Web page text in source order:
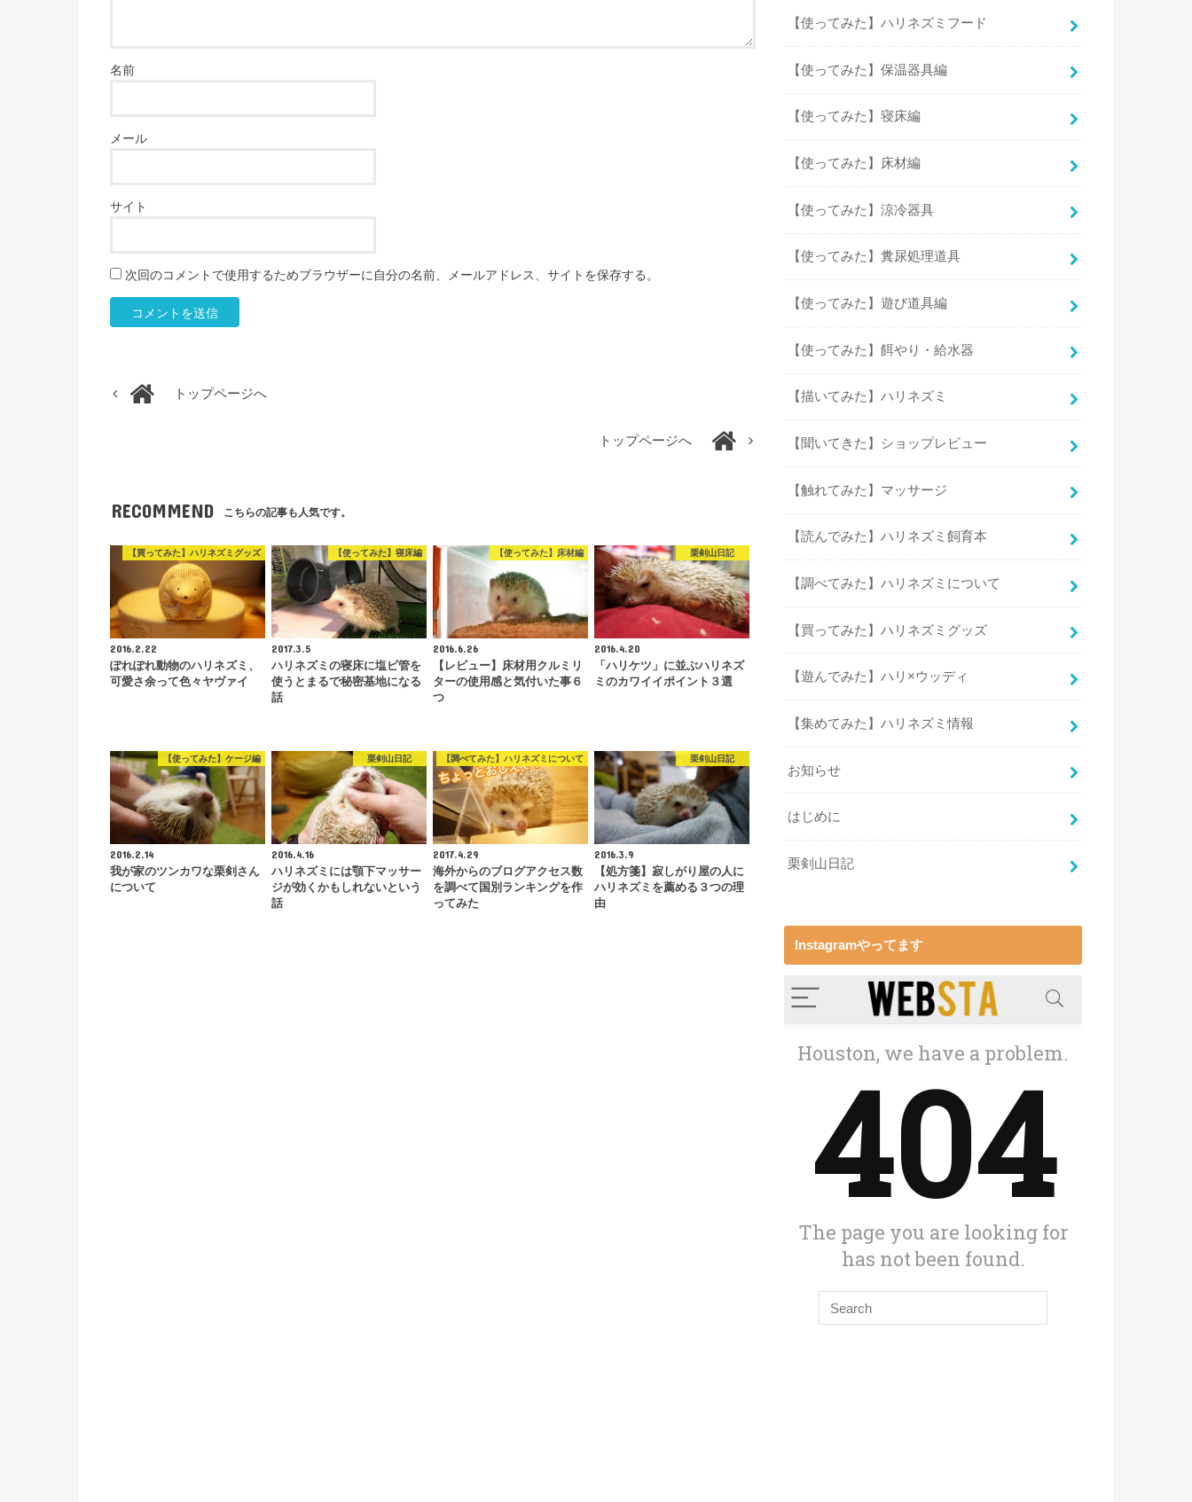
名前
メール
サイト
次回のコメントで使用するためブラウザーに自分の名前、メールアドレス、サイトを保存する。
トップページへ
トップページへ
RECOMMEND こちらの記事も人気です。
【買ってみた】ハリネズミグッズ
2016.2.22
ぽれぽれ動物のハリネズミ、
可愛さ余って色々ヤヴァイ
【使ってみた】寝床編
2017.3.5
ハリネズミの寝床に塩ビ管を
使うとまるで秘密基地になる
話
【使ってみた】床材編
2016.6.26
【レビュー】床材用クルミリ
ターの使用感と気付いた事６
つ
栗剣山日記
2016.4.20
「ハリケツ」に並ぶハリネズ
ミのカワイイポイント３選
【使ってみた】ケージ編
2016.2.14
我が家のツンカワな栗剣さん
について
栗剣山日記
2016.4.16
ハリネズミには顎下マッサー
ジが効くかもしれないという
話
【調べてみた】ハリネズミについて
2017.4.29
海外からのブログアクセス数
を調べて国別ランキングを作
ってみた
栗剣山日記
2016.3.9
【処方箋】寂しがり屋の人に
ハリネズミを薦める３つの理
由
【使ってみた】ハリネズミフード
【使ってみた】保温器具編
【使ってみた】寝床編
【使ってみた】床材編
【使ってみた】涼冷器具
【使ってみた】糞尿処理道具
【使ってみた】遊び道具編
【使ってみた】餌やり・給水器
【描いてみた】ハリネズミ
【聞いてきた】ショップレビュー
【触れてみた】マッサージ
【読んでみた】ハリネズミ飼育本
【調べてみた】ハリネズミについて
【買ってみた】ハリネズミグッズ
【遊んでみた】ハリ×ウッディ
【集めてみた】ハリネズミ情報
お知らせ
はじめに
栗剣山日記
Instagramやってます